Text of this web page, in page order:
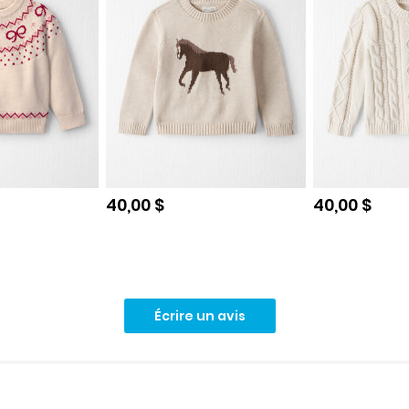
Prix de solde
40,00 $ Prix de solde
40,00 $
Écrire un avis